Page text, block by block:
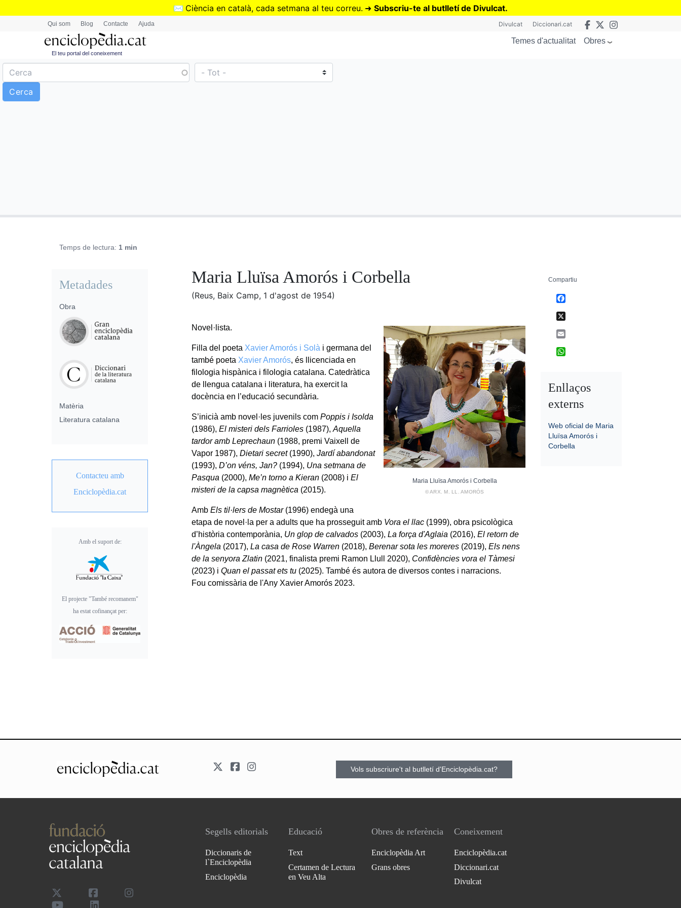
Vés
✉️ Ciència en català, cada setmana al teu correu. ➜ Subscriu-te al butlletí de Divulcat.
Qui som Blog Contacte Ajuda Divulcat Diccionari.cat
El teu portal del coneixement
Temes d'actualitat Obres
Temps de lectura: 1 min
Maria Lluïsa Amorós i Corbella
(Reus, Baix Camp, 1 d'agost de 1954)
Maria Lluïsa Amorós i Corbella
© ARX. M. LL. AMORÓS
Novel·lista.
Filla del poeta Xavier Amorós i Solà i germana del
també poeta Xavier Amorós, és llicenciada en
filologia hispànica i filologia catalana. Catedràtica
de llengua catalana i literatura, ha exercit la
docència en l’educació secundària.
S’inicià amb novel·les juvenils comPoppis i Isolda
(1986),El misteri dels Farrioles (1987),Aquella
tardor amb Leprechaun (1988, premi Vaixell de
Vapor 1987),Dietari secret(1990),Jardí abandonat
(1993),D’on véns, Jan? (1994), Una setmana de
Pasqua (2000),Me’n torno a Kieran (2008) iEl
misteri de la capsa magnètica (2015).
AmbEls til·lers de Mostar(1996) endegà una
etapa de novel·la per a adults que ha prosseguit amb Vora el llac (1999), obra psicològica
d’història contemporània, Un glop de calvados (2003),La força d'Aglaia (2016),El retorn de
l'Àngela (2017),La casa de Rose Warren (2018),Berenar sota les moreres (2019),Els nens
de la senyora Zlatin (2021, finalista premi Ramon Llull 2020), Confidències vora el Tàmesi
(2023) iQuan el passat ets tu (2025). També és autora de diversos contes i narracions.
Fou comissària de l'Any Xavier Amorós 2023.
Metadades
Obra
Matèria
Literatura catalana
Contacteu amb
Enciclopèdia.cat
Amb el suport de:
El projecte "També recomanem"
ha estat cofinançat per:
Compartiu
Enllaços
externs
Web oficial de Maria
Lluïsa Amorós i
Corbella
Vols subscriure't al butlletí d'Enciclopèdia.cat?
Segells editorials
Diccionaris de
l`Enciclopèdia
Enciclopèdia
Educació
Text
Certamen de Lectura
en Veu Alta
Obres de referència
Enciclopèdia Art
Grans obres
Coneixement
Enciclopèdia.cat
Diccionari.cat
Divulcat